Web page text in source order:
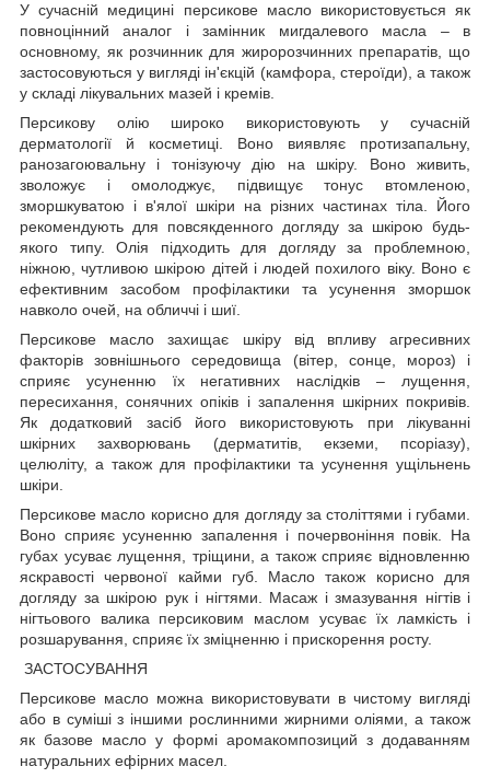
У сучасній медицині персикове масло використовується як
повноцінний аналог і замінник мигдалевого масла – в
основному, як розчинник для жиророзчинних препаратів, що
застосовуються у вигляді ін'єкцій (камфора, стероїди), а також
у складі лікувальних мазей і кремів.
Персикову олію широко використовують у сучасній
дерматології й косметиці. Воно виявляє протизапальну,
ранозагоювальну і тонізуючу дію на шкіру. Воно живить,
зволожує і омолоджує, підвищує тонус втомленою,
зморшкуватою і в'ялої шкіри на різних частинах тіла. Його
рекомендують для повсякденного догляду за шкірою будь-
якого типу. Олія підходить для догляду за проблемною,
ніжною, чутливою шкірою дітей і людей похилого віку. Воно є
ефективним засобом профілактики та усунення зморшок
навколо очей, на обличчі і шиї.
Персикове масло захищає шкіру від впливу агресивних
факторів зовнішнього середовища (вітер, сонце, мороз) і
сприяє усуненню їх негативних наслідків – лущення,
пересихання, сонячних опіків і запалення шкірних покривів.
Як додатковий засіб його використовують при лікуванні
шкірних захворювань (дерматитів, екземи, псоріазу),
целюліту, а також для профілактики та усунення ущільнень
шкіри.
Персикове масло корисно для догляду за століттями і губами.
Воно сприяє усуненню запалення і почервоніння повік. На
губах усуває лущення, тріщини, а також сприяє відновленню
яскравості червоної кайми губ. Масло також корисно для
догляду за шкірою рук і нігтями. Масаж і змазування нігтів і
нігтьового валика персиковим маслом усуває їх ламкість і
розшарування, сприяє їх зміцненню і прискорення росту.
ЗАСТОСУВАННЯ
Персикове масло можна використовувати в чистому вигляді
або в суміші з іншими рослинними жирними оліями, а також
як базове масло у формі аромакомпозиций з додаванням
натуральних ефірних масел.